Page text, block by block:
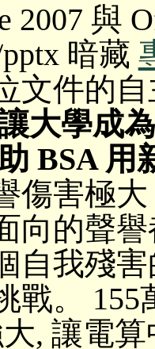
2007 與
暗藏
文件的
大學成
BSA 用
傷害極
向的聲
自我殘
戰。
, 讓電